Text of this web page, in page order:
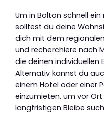
Um in Bolton schnell
solltest du deine
dich mit dem
und recherchiere nach
die deinen individuellen
Alternativ kannst du
einem Hotel oder einer
einzumieten, um vor
langfristigen Bleibe